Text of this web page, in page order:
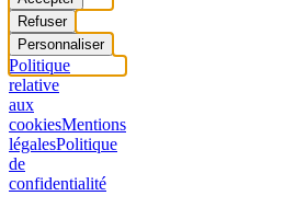
Refuser
Personnaliser
Politique
relative
aux
cookiesMentions
légalesPolitique
de
confidentialité